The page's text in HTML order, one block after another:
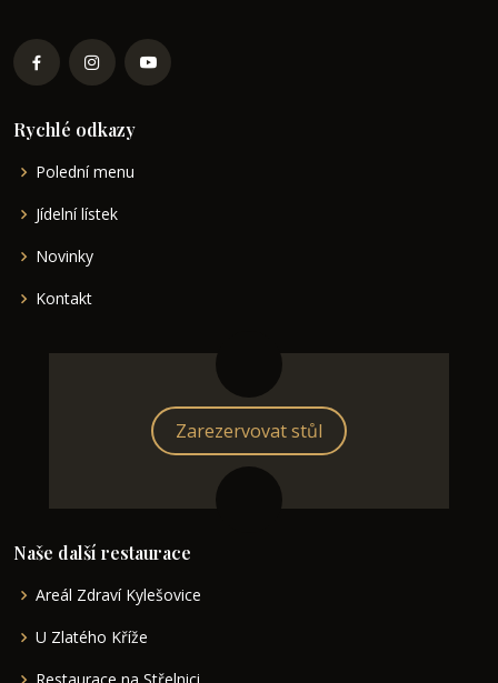
Rychlé odkazy
Polední menu
Jídelní lístek
Novinky
Kontakt
Zarezervovat stůl
Naše další restaurace
Areál Zdraví Kylešovice
U Zlatého Kříže